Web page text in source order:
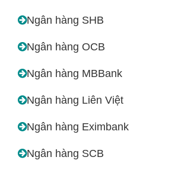
Ngân hàng SHB
Ngân hàng OCB
Ngân hàng MBBank
Ngân hàng Liên Việt
Ngân hàng Eximbank
Ngân hàng SCB